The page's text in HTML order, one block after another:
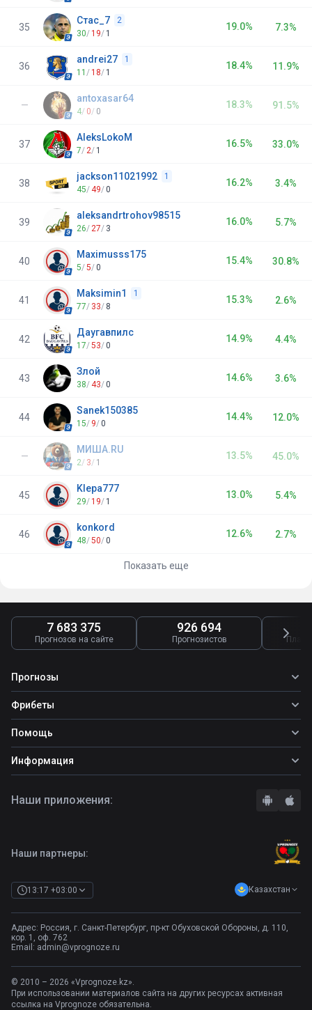
35
Стас_7 2
19.0%
30/ 19/ 1
7.3%
36
andrei27 1
18.4%
11 / 18/ 1
11.9%
—
antoxasar64
18.3%
4/ 0/ 0
91.5%
37
AleksLokoM
16.5%
7/ 2/ 1
33.0%
38
jackson11021992 1
16.2%
45/ 49/0
3.4%
39
aleksandrtrohov98515
16.0%
26/ 27/ 3
5.7%
40
Maximusss175
15.4%
5/5/0
30.8%
41
Maksimin1 1
15.3%
77/ 33/ 8
2.6%
42
Даугавпилс
14.9%
17/53/0
4.4%
43
Злой
14.6%
38/ 43/0
3.6%
44
Sanek150385
14.4%
15/ 9/0
12.0%
—
МИША.RU
13.5%
2/ 3/ 1
45.0%
45
Klepa777
13.0%
29/ 19/ 1
5.4%
46
konkord
12.6%
48/50/0
2.7%
Показать еще
7 683 375
Прогнозов на сайте
926 694
Прогнозистов
Прогнозы
Все прогнозы
Топ ставок
Прогнозы на футбол
Фрибеты
Фрибеты
Фрибет Ubet
Фрибет Фонбет
Фрибет Олимпбет
Помощь
Школа ставок
Вопросы и ответы
Информация
Правила
Наши партнеры:
13:17 +03:00 Казахстан
Адрес: Россия, г. Санкт-Петербург, пр-кт Обуховской Обороны, д. 110,
кор. 1, оф. 762
Email: admin@vprognoze.ru
Наши приложения:
© 2010 – 2026 «Vprognoze.kz».
При использовании материалов сайта на других ресурсах активная
ссылка на Vprognoze обязательна.